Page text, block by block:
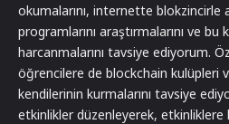
okumalarını, internette blokzincirle
programlarını araştırmalarını ve
harcanmalarını tavsiye ediyorum.
öğrencilere de blockchain kulüpleri
kendilerinin kurmalarını tavsiye
etkinlikler düzenleyerek, etkinliklere